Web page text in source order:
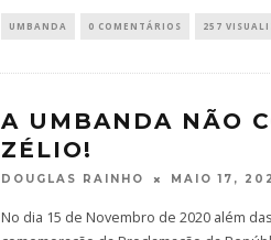
UMBANDA 0 COMENTÁRIOS 257
A UMBANDA NÃO
ZÉLIO!
DOUGLAS RAINHO MAIO 17,
No dia 15 de Novembro de 2020 além